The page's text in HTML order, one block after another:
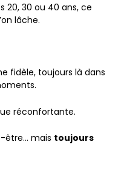
20, 30 ou 40 ans, ce
lâche.
fidèle, toujours là dans
réconfortante.
être… mais toujours